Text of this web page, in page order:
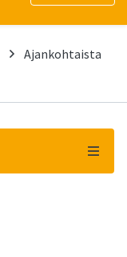
Ajankohtaista